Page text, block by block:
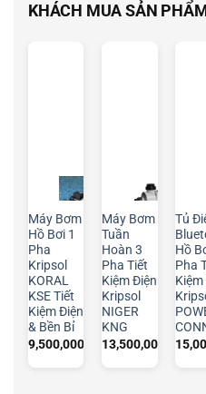
KHÁCH MUA SẢN
Máy Bơm
Hồ Bơi 1
Pha
Kripsol
KORAL
KSE Tiết
Kiệm Điện
& Bền Bỉ
9,500,000
Máy Bơm
Tuần
Hoàn 3
Pha Tiết
Kiệm Điện
Kripsol
NIGER
KNG
13,500,000
Tủ
Hồ
Pha